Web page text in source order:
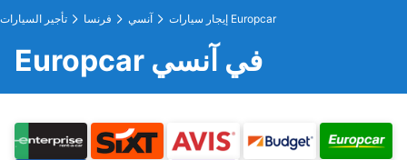
تأجير السيارات فرنسا آنسي إيجار سيارات Europcar
Europcar في آنسي